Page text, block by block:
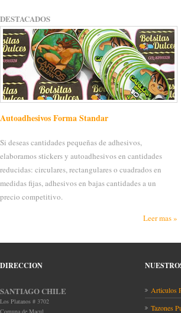
DESTACADOS
Autoadhesivos Forma Standar
Si deseas cantidades pequeñas de adhesivos,
elaboramos stickers y autoadhesivos en cantidades
reducidas: circulares, rectangulares o cuadrados en
medidas fijas, adhesivos en bajas cantidades a un
precio competitivo.
Leer mas »
DIRECCION
SANTIAGO CHILE
Los Platanos # 3702
Comuna de Macul
Articulos
Tazones